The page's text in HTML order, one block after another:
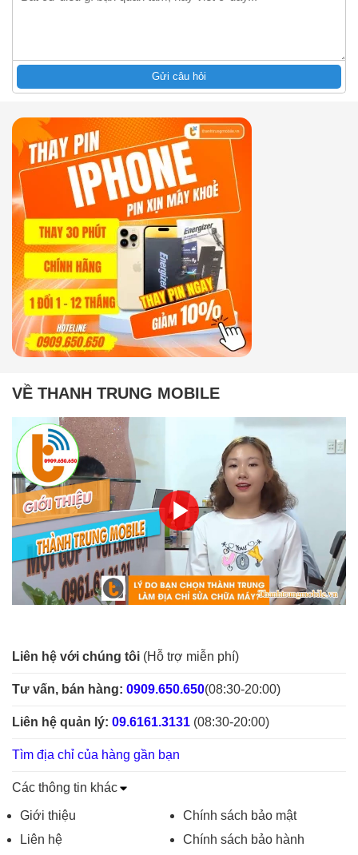
Gửi câu hỏi
VỀ THANH TRUNG MOBILE
Liên hệ với chúng tôi (Hỗ trợ miễn phí)
Tư vấn, bán hàng: 0909.650.650(08:30-20:00)
Liên hệ quản lý: 09.6161.3131 (08:30-20:00)
Tìm địa chỉ của hàng gần bạn
Các thông tin khác
Giới thiệu
Liên hệ
Chính sách bảo mật
Chính sách bảo hành